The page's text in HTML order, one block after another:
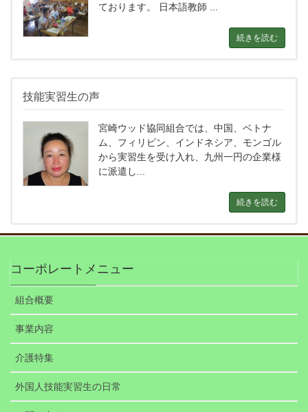
ております。 日本語教師 ...
続きを読む
技能実習生の声
宮崎ウッド協同組合では、中国、ベトナ
ム、フィリピン、インドネシア、モンゴル
から実習生を受け入れ、九州一円の企業様
に派遣し...
続きを読む
コーポレートメニュー
組合概要
事業内容
介護特集
外国人技能実習生の日常